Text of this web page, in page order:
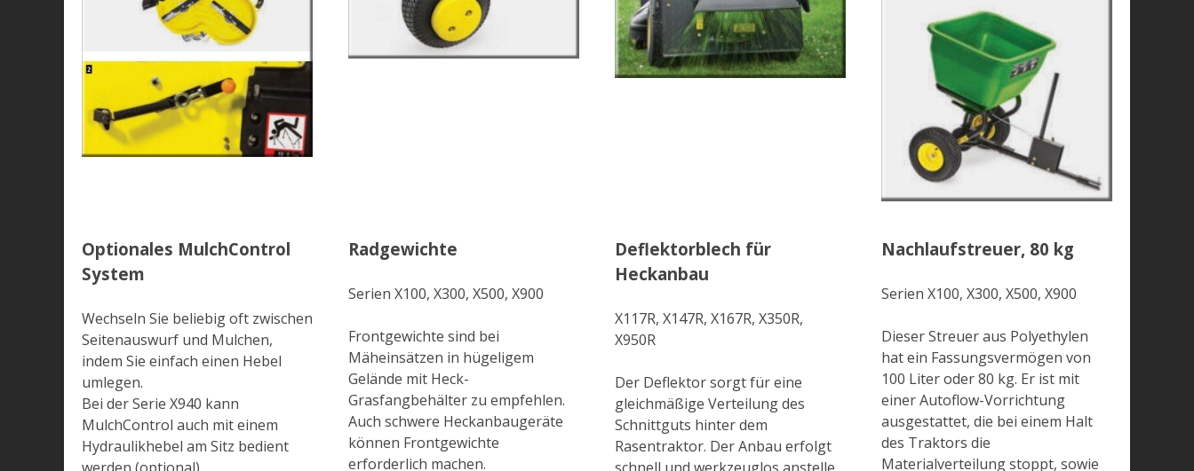
Radgewichte
Serien X100, X300, X500, X900
Frontgewichte sind bei
Mäheinsätzen in hügeligem
Gelände mit Heck-
Grasfangbehälter zu empfehlen.
Auch schwere Heckanbaugeräte
können Frontgewichte
erforderlich machen.
Optionales MulchControl
System
Wechseln Sie beliebig oft zwischen
Seitenauswurf und Mulchen,
indem Sie einfach einen Hebel
umlegen.
Bei der Serie X940 kann
MulchControl auch mit einem
Hydraulikhebel am Sitz bedient
werden (optional).
Nachlaufstreuer, 80 kg
Serien X100, X300, X500, X900
Dieser Streuer aus Polyethylen
hat ein Fassungsvermögen von
100 Liter oder 80 kg. Er ist mit
einer Autoflow-Vorrichtung
ausgestattet, die bei einem Halt
des Traktors die
Materialverteilung stoppt, sowie
Deflektorblech für
Heckanbau
X117R, X147R, X167R, X350R,
X950R
Der Deflektor sorgt für eine
gleichmäßige Verteilung des
Schnittguts hinter dem
Rasentraktor. Der Anbau erfolgt
schnell und werkzeuglos anstelle